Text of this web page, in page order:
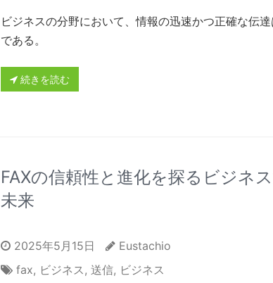
ビジネスの分野において、情報の迅速かつ正確な伝
である。
続きを読む
FAXの信頼性と進化を探るビジネ
未来
2025年5月15日
Eustachio
fax, ビジネス, 送信, ビジネス